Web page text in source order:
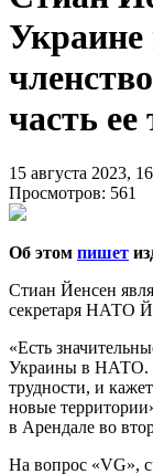
Украине
часть
15 августа 2023,
Просмотров: 561
Об этом пишет
Стиан Йенсен
секретаря НАТО
«Есть
Украины в НАТО.
трудности, и
новые
в Арендале во
На вопрос «VG»,